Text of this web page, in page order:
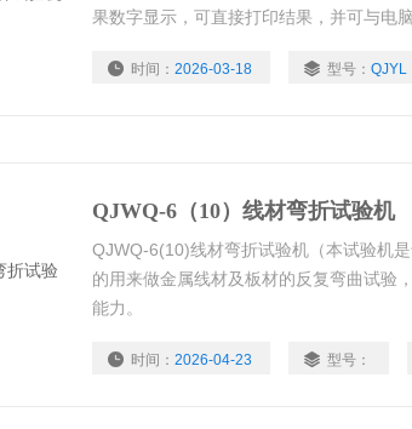
果数字显示，可直接打印结果，并可与电
时间： 2026-03-18 型号： QJYL
QJWQ-6（10）线材弯折试验机
QJWQ-6(10)线材弯折试验机（本试验机
的用来做金属线材及板材的反复弯曲试验
能力。
时间： 2026-04-23 型号：